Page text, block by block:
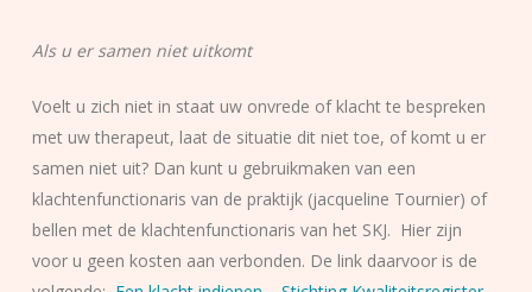
Als u er samen niet uitkomt
Voelt u zich niet in staat uw onvrede of klacht te bespreken
met uw therapeut, laat de situatie dit niet toe, of komt u er
samen niet uit? Dan kunt u gebruikmaken van een
klachtenfunctionaris van de praktijk (jacqueline Tournier) of
bellen met de klachtenfunctionaris van het SKJ. Hier zijn
voor u geen kosten aan verbonden. De link daarvoor is de